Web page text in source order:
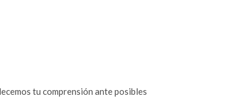
tu comprensión ante posibles